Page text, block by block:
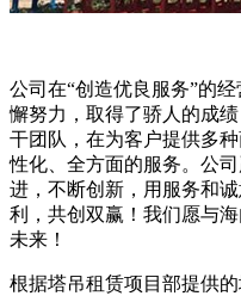
公司在“创造优良服务”的
懈努力，取得了骄人的成
干团队，在为客户提供多
性化、全方面的服务。公
进，不断创新，用服务和
利，共创双赢！我们愿与
未来！
根据塔吊租赁项目部提供